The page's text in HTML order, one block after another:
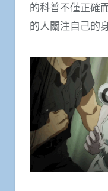
的科普不僅正確
的人關注自己的